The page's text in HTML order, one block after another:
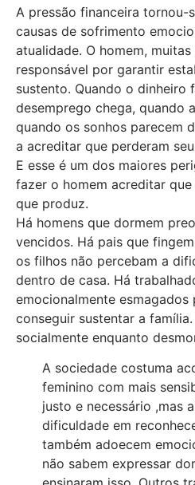
A pressão financeira tornou-
causas de sofrimento
atualidade. O homem,
responsável por garantir
sustento. Quando o dinheiro
desemprego chega, quando
quando os sonhos parecem
a acreditar que perderam
E esse é um dos maiores
fazer o homem acreditar
que produz.
Há homens que dormem
vencidos. Há pais que
os filhos não percebam a
dentro de casa. Há
emocionalmente esmagados
conseguir sustentar a
socialmente enquanto
A sociedade costuma
feminino com mais
justo e necessário ,mas
dificuldade em
também adoecem
não sabem expressar